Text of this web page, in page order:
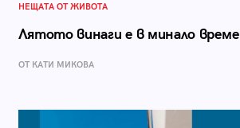
НЕЩАТА ОТ ЖИВОТА
Лятото винаги е в минало време
ОТ КАТИ МИКОВА